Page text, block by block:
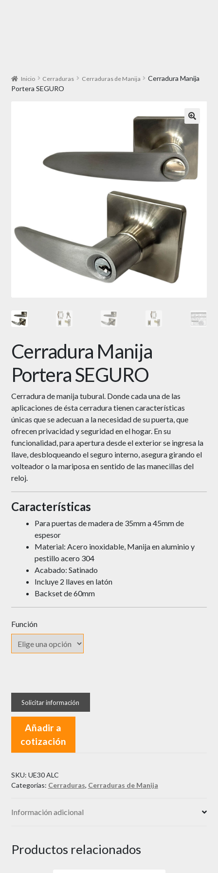
Inicio Cerraduras Cerraduras de Manija
Cerradura Manija
Portera SEGURO
Cerradura Manija
Portera SEGURO
Cerradura de manija tubural. Donde cada una de las
aplicaciones de ésta cerradura tienen características
únicas que se adecuan a la necesidad de su puerta, que
ofrecen privacidad y seguridad en el hogar. En su
funcionalidad, para apertura desde el exterior se ingresa la
llave, desbloqueando el seguro interno, asegura girando el
volteador o la mariposa en sentido de las manecillas del
reloj.
Características
Para puertas de madera de 35mm a 45mm de
espesor
Material: Acero inoxidable, Manija en aluminio y
pestillo acero 304
Acabado: Satinado
Incluye 2 llaves en latón
Backset de 60mm
Función
Manija
Portera
cantidad
Añadir a
cotización
SKU: UE30 ALC
Categorías: Cerraduras, Cerraduras de Manija
Información adicional
Productos relacionados